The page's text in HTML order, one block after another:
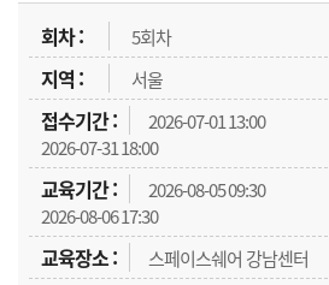
5회차
서울
2026-07-01 13:00
2026-07-31 18:00
2026-08-05 09:30
2026-08-06 17:30
스페이스쉐어 강남센터